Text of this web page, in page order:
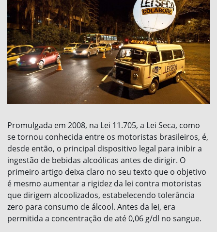
Promulgada em 2008, na Lei 11.705, a Lei Seca, como
se tornou conhecida entre os motoristas brasileiros, é,
desde então, o principal dispositivo legal para inibir a
ingestão de bebidas alcoólicas antes de dirigir. O
primeiro artigo deixa claro no seu texto que o objetivo
é mesmo aumentar a rigidez da lei contra motoristas
que dirigem alcoolizados, estabelecendo tolerância
zero para consumo de álcool. Antes da lei, era
permitida a concentração de até 0,06 g/dl no sangue.